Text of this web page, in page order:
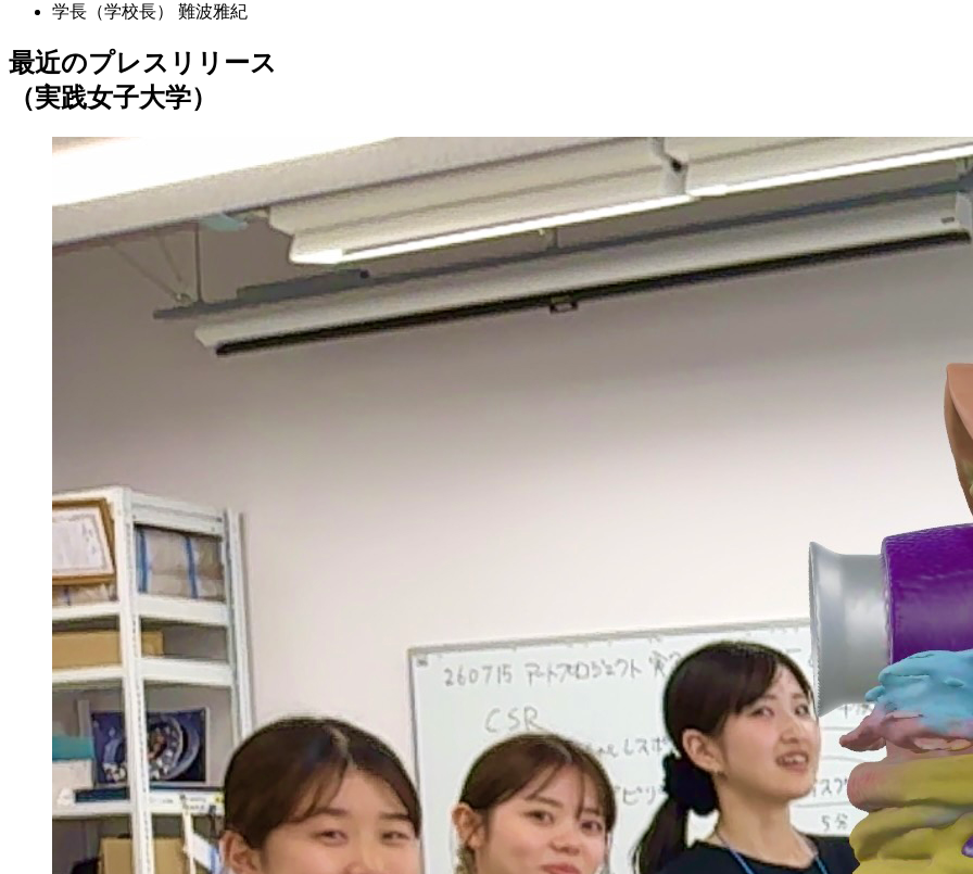
学長（学校長）
難波雅紀
最近のプレスリリース
（実践女子大学）